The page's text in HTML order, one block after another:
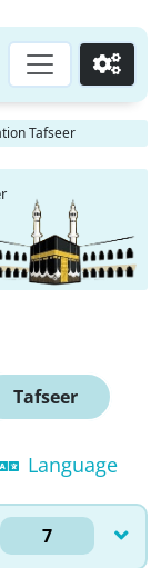
Go
Tafseer
Tafseer
Language
7